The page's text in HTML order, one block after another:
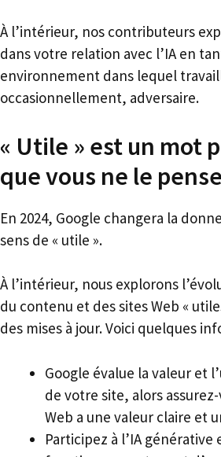
À l’intérieur, nos contributeurs
dans votre relation avec l’IA en
environnement dans lequel
occasionnellement, adversaire.
« Utile » est un mot
que vous ne le
En 2024, Google changera la
sens de « utile ».
À l’intérieur, nous explorons
du contenu et des sites Web «
des mises à jour. Voici quelques
Google évalue la valeur et
de votre site, alors
Web a une valeur claire et
Participez à l’IA